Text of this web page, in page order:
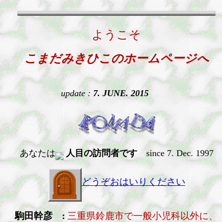
ようこそ
こまだみきひこのホームページへ
update : 7. JUNE. 2015
あなたは 人目の訪問者ですsince 7. Dec. 1997
どうぞおはいりください
駒田幹彦 : 三重県鈴鹿市で一般小児科以外に、